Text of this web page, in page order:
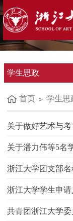
学生思政
首页 学生思
浙江大学团支部名
浙江大学学生申